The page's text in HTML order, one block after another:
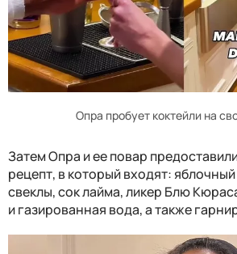
Опра пробует коктейли на
Затем Опра и ее повар
рецепт, в который входят:
свеклы, сок лайма, ликер Блю
и газированная вода, а также